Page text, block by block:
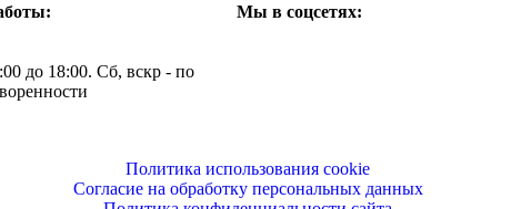
до 18:00. Сб, вскр - по
Мы в соцсетях:
Политика использования cookie
Согласие на обработку персональных данных